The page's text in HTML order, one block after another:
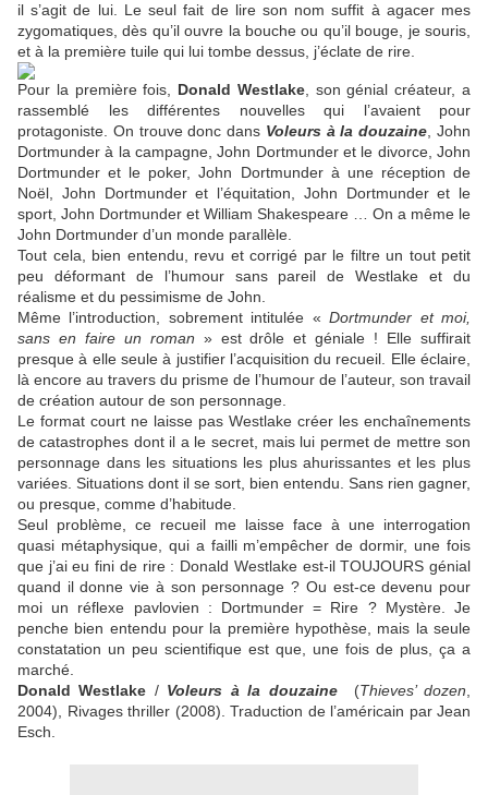
il s’agit de lui. Le seul fait de lire son nom suffit à agacer mes
zygomatiques, dès qu’il ouvre la bouche ou qu’il bouge, je souris,
et à la première tuile qui lui tombe dessus, j’éclate de rire.
Pour la première fois, Donald Westlake, son génial créateur, a
rassemblé les différentes nouvelles qui l’avaient pour
protagoniste. On trouve donc dans Voleurs à la douzaine , John
Dortmunder à la campagne, John Dortmunder et le divorce, John
Dortmunder et le poker, John Dortmunder à une réception de
Noël, John Dortmunder et l’équitation, John Dortmunder et le
sport, John Dortmunder et William Shakespeare … On a même le
John Dortmunder d’un monde parallèle.
Tout cela, bien entendu, revu et corrigé par le filtre un tout petit
peu déformant de l’humour sans pareil de Westlake et du
réalisme et du pessimisme de John.
Même l’introduction, sobrement intitulée «Dortmunder et moi,
sans en faire un roman » est drôle et géniale ! Elle suffirait
presque à elle seule à justifier l’acquisition du recueil. Elle éclaire,
là encore au travers du prisme de l’humour de l’auteur, son travail
de création autour de son personnage.
Le format court ne laisse pas Westlake créer les enchaînements
de catastrophes dont il a le secret, mais lui permet de mettre son
personnage dans les situations les plus ahurissantes et les plus
variées. Situations dont il se sort, bien entendu. Sans rien gagner,
ou presque, comme d’habitude.
Seul problème, ce recueil me laisse face à une interrogation
quasi métaphysique, qui a failli m’empêcher de dormir, une fois
que j’ai eu fini de rire : Donald Westlake est-il TOUJOURS génial
quand il donne vie à son personnage ? Ou est-ce devenu pour
moi un réflexe pavlovien : Dortmunder = Rire ? Mystère. Je
penche bien entendu pour la première hypothèse, mais la seule
constatation un peu scientifique est que, une fois de plus, ça a
marché.
Donald Westlake / Voleurs à la douzaine (Thieves’ dozen
2004), Rivages thriller (2008). Traduction de l’américain par Jean
Esch.